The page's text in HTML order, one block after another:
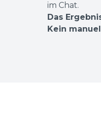
im Chat.
Das
Kein